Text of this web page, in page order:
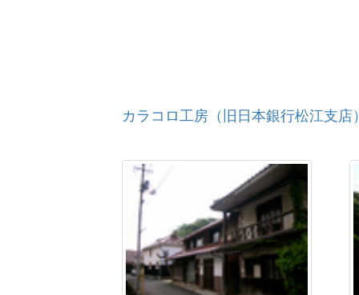
カラコロ工房（旧日本銀行松江支店